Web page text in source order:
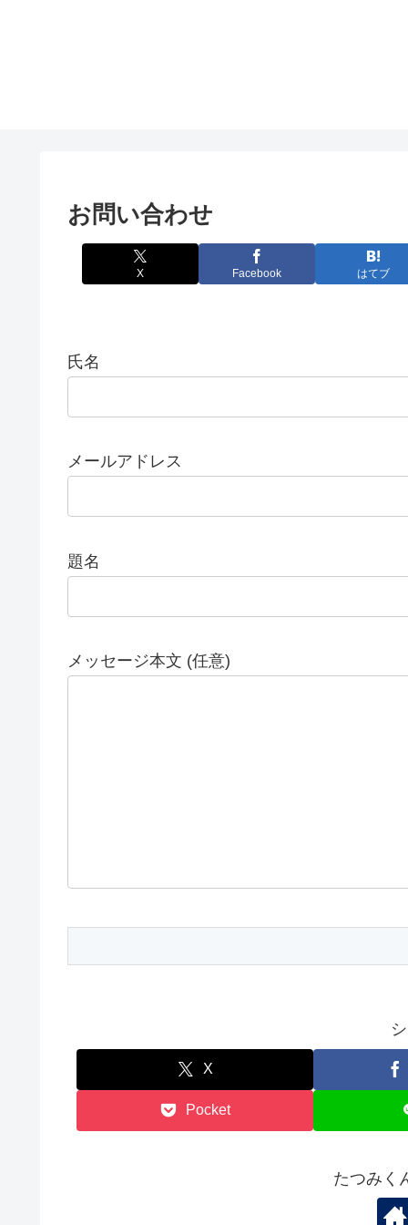
お問い合わせ
X Facebook はてブ
氏名
メールアドレス
題名
メッセージ本文 (任意)
X
Pocket
たつみく